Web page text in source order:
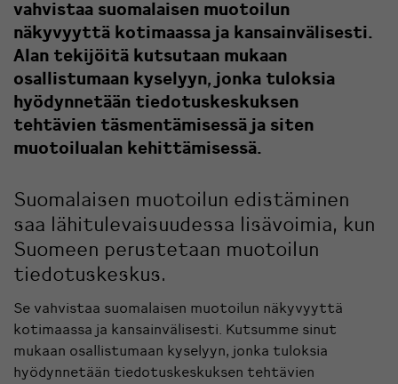
vahvistaa suomalaisen muotoilun
näkyvyyttä kotimaassa ja kansainvälisesti.
Alan tekijöitä kutsutaan mukaan
osallistumaan kyselyyn, jonka tuloksia
hyödynnetään tiedotuskeskuksen
tehtävien täsmentämisessä ja siten
muotoilualan kehittämisessä.
Suomalaisen muotoilun edistäminen
saa lähitulevaisuudessa lisävoimia, kun
Suomeen perustetaan muotoilun
tiedotuskeskus.
Se vahvistaa suomalaisen muotoilun näkyvyyttä
kotimaassa ja kansainvälisesti. Kutsumme sinut
mukaan osallistumaan kyselyyn, jonka tuloksia
hyödynnetään tiedotuskeskuksen tehtävien